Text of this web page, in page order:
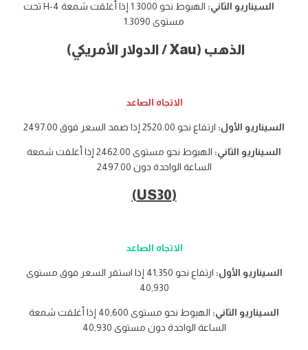
السيناريو الثاني:
الهبوط نحو 1.3000 إذا أغلقت شمعة 4-H تحت
مستوى 1.3090
الذهب (Xau / الدولار الأمريكي)
الاتجاه الصاعد
السيناريو الأول: ارتفاع نحو 2520.00 إذا صمد السعر فوق 2497.00
السيناريو الثاني:
الهبوط نحو مستوى 2462.00 إذا أغلقت شمعة
الساعة الواحدة دون 2497.00
(US30)
الاتجاه الصاعد
السيناريو الأول:
ارتفاع نحو 41,350 إذا استقر السعر فوق مستوى
40,930
السيناريو الثاني:
الهبوط نحو مستوى 40,600 إذا أغلقت شمعة
الساعة الواحدة دون مستوى 40,930